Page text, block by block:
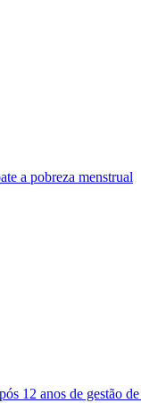
a pobreza menstrual
12 anos de gestão